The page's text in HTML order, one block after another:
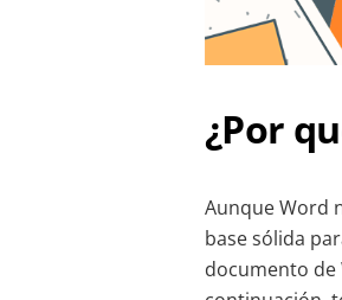
¿Por
Aunque Word
base sólida
documento de